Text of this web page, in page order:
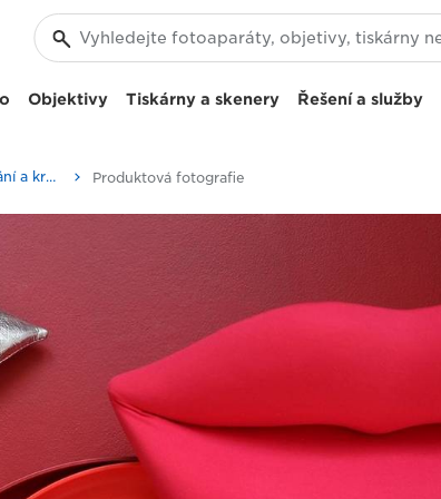
Objektivy Tiskárny a skenery Řešení a služby
Příběhy o fotografování a kreativitě Produktová fotografie